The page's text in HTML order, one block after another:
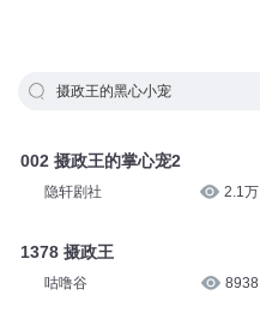
摄政王的黑心小宠
002 摄政王的掌心宠2
隐轩剧社 2.1万
1378 摄政王
咕噜谷 8938